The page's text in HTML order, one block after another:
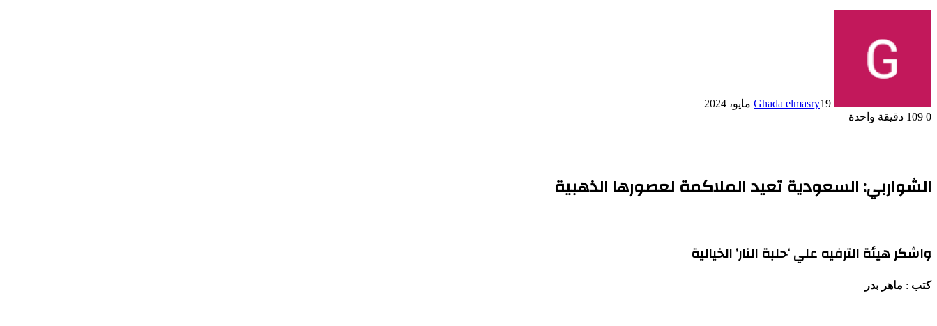
Ghada elmasry19 مايو، 2024
0
دقيقة واحدة
الشواربي: السعودية تعيد الملاكمة لعصورها الذهبية
واشكر هيئة الترفيه علي ‘حلبة النار’ الخيالية
كتب : ماهر بدر